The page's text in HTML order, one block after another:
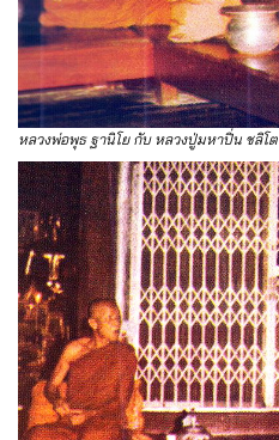
หลวงพ่อพุธ ฐานิโย กับ หลวงปู่มหาปิ่น ชลิโต